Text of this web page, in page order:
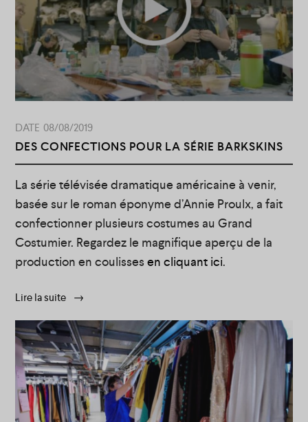
08/08/2019
DES CONFECTIONS POUR LA SÉRIE BARKSKINS
La série télévisée dramatique américaine à venir,
basée sur le roman éponyme d’Annie Proulx, a fait
confectionner plusieurs costumes au Grand
Costumier. Regardez le magnifique aperçu de la
production en coulissesen cliquant ici.
Lire la suite